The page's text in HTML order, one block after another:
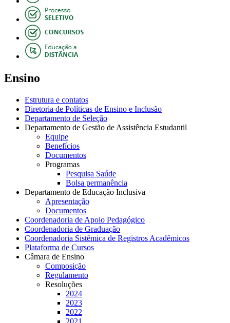
Ensino
Estrutura e contatos
Diretoria de Políticas de Ensino e Inclusão
Departamento de Seleção
Departamento de Gestão de Assistência Estudantil
Equipe
Benefícios
Documentos
Programas
Pesquisa Saúde
Bolsa permanência
Departamento de Educação Inclusiva
Apresentação
Documentos
Coordenadoria de Apoio Pedagógico
Coordenadoria de Graduação
Coordenadoria Sistêmica de Registros Acadêmicos
Plataforma de Cursos
Câmara de Ensino
Composição
Regulamento
Resoluções
2024
2023
2022